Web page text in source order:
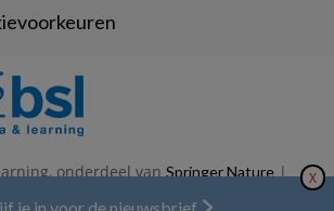
onderdeel vanSpringer Nature| X